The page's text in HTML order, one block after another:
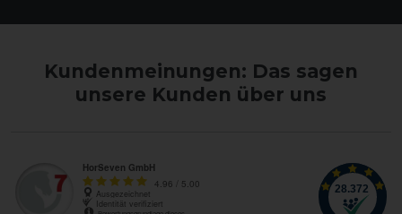
Kundenmeinungen: Das sagen
unsere Kunden über uns